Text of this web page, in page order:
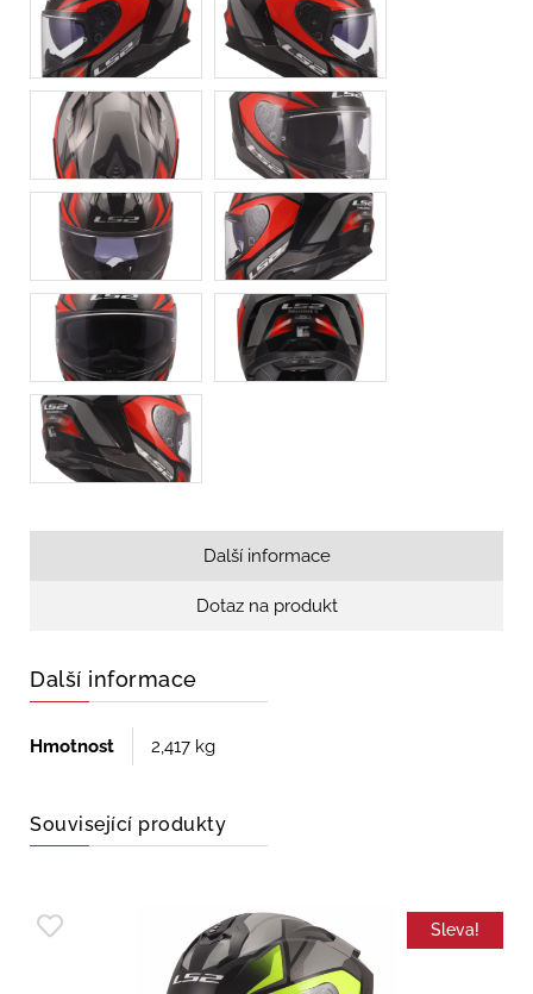
Další informace
Dotaz na produkt
Další informace
Hmotnost 2,417 kg
Související produkty
Sleva!